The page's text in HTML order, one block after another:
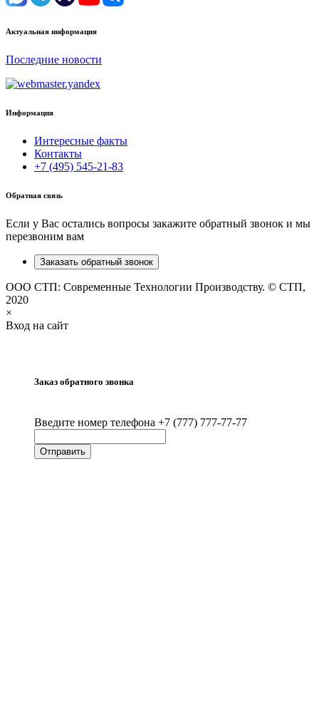
Актуальная информация
Последние новости
Информация
Интересные факты
Контакты
+7 (495) 545-21-83
Обратная связь
Если у Вас остались вопросы закажите обратный звонок и мы
перезвоним вам
Заказать обратный звонок
ООО СТП: Современные Технологии Производству. © СТП,
2020
×
Вход на сайт
Заказ обратного звонка
Введите номер телефона +7 (777) 777-77-77
Отправить